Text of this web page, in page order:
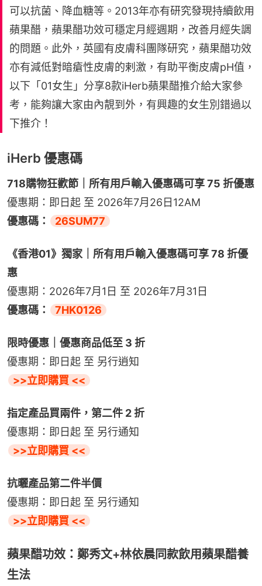
可以抗菌、降血糖等。2013年亦有研究發現持續飲用
蘋果醋，蘋果醋功效可穩定月經週期，改善月經失調
的問題。此外，英國有皮膚科團隊研究，蘋果醋功效
亦有減低對暗瘡性皮膚的剌激，有助平衡皮膚pH值，
以下「01女生」分享8款iHerb蘋果醋推介給大家參
考，能夠讓大家由內靚到外，有興趣的女生別錯過以
下推介！
iHerb 優惠碼
718購物狂歡節｜所有用戶輸入優惠碼可享 75 折優惠
優惠期：即日起 至 2026年7月26日12AM
優惠碼：
26SUM77
《香港01》獨家｜所有用戶輸入優惠碼可享 78 折優
惠
優惠期：2026年7月1日 至 2026年7月31日
優惠碼：
7HK0126
限時優惠｜優惠商品低至 3 折
優惠期：即日起 至 另行逍知
>>立即購買 <<
指定產品買兩件，第二件 2 折
優惠期：即日起 至 另行通知
>>立即購買 <<
抗曬產品第二件半價
優惠期：即日起 至 另行通知
>>立即購買 <<
蘋果醋功效：鄭秀文+林依晨同款飲用蘋果醋養
生法